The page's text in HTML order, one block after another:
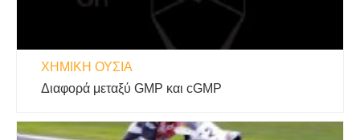
ΧΗΜΙΚΉ ΟΥΣΊΑ
Διαφορά μεταξύ GMP και cGMP